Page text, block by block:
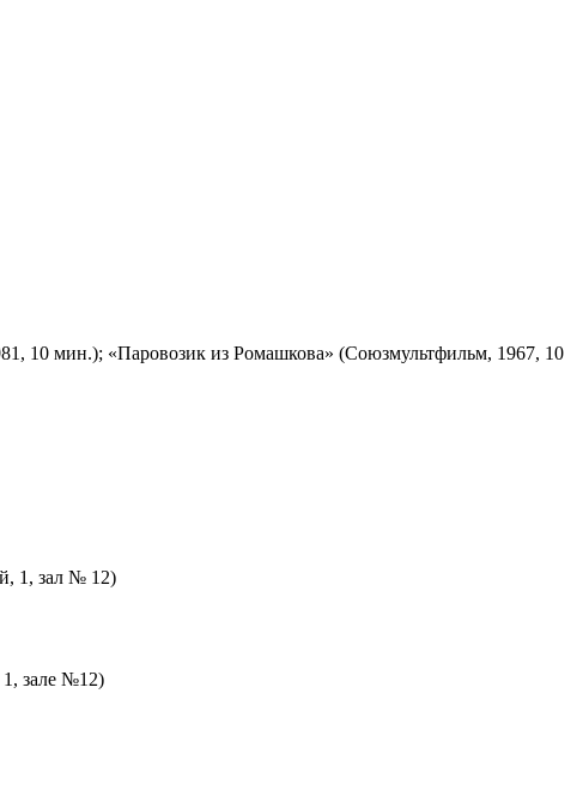
10 мин.); «Паровозик из Ромашкова» (Союзмультфильм, 1967, 10
1, зал № 12)
зале №12)